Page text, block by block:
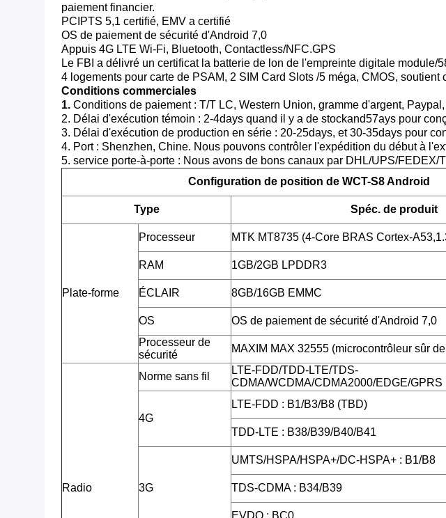
paiement financier.
PCIPTS 5,1 certifié, EMV a certifié
OS de paiement de sécurité d'Android 7,0
Appuis 4G LTE Wi-Fi, Bluetooth, Contactless/NFC.GPS
Le FBI a délivré un certificat la batterie de lon de l'empreinte digitale module/
4 logements pour carte de PSAM, 2 SIM Card Slots /5 méga, CMOS, soutient
Conditions commerciales
1. Conditions de paiement : T/T LC, Western Union, gramme d'argent,
2. Délai d'exécution témoin : 2-4days quand il y a de stockand57ays pour
3. Délai d'exécution de production en série : 20-25days, et 30-35days pour
4. Port : Shenzhen, Chine. Nous pouvons contrôler l'expédition du début à
5. service porte-à-porte : Nous avons de bons canaux par DHL/UPS/FEDEX/
Configuration de position de WCT-S8 Android
Type Spéc. de produit
Plate-forme
Processeur MTK MT8735 (4-Core BRAS Cortex-
RAM 1GB/2GB LPDDR3
ÉCLAIR 8GB/16GB EMMC
OS
OS de paiement de sécurité d'Android 7,0
Processeur de
sécurité
MAXIM MAX 32555 (microcontrôleur sûr
Radio
Norme sans fil
LTE-FDD/TDD-LTE/TDS-
CDMA/WCDMA/CDMA2000/EDGE/GPRS
4G
LTE-FDD : B1/B3/B8 (TBD)
TDD-LTE : B38/B39/B40/B41
3G
UMTS/HSPA/HSPA+/DC-HSPA+ : B1/B8
TDS-CDMA : B34/B39
EVDO : BC0